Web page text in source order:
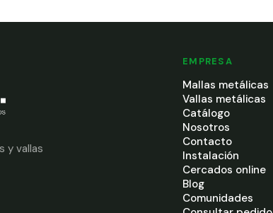
y vallas
EMPRESA
Mallas metálicas
Vallas metálicas
Catálogo
Nosotros
Contacto
Instalación
Cercados online
Blog
Comunidades